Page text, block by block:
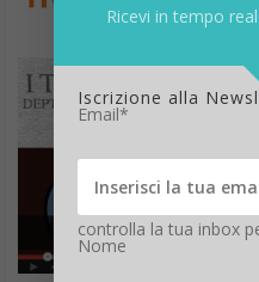
Ricevi in tempo
Iscrizione alla
Email*
controlla la tua inbox
Nome